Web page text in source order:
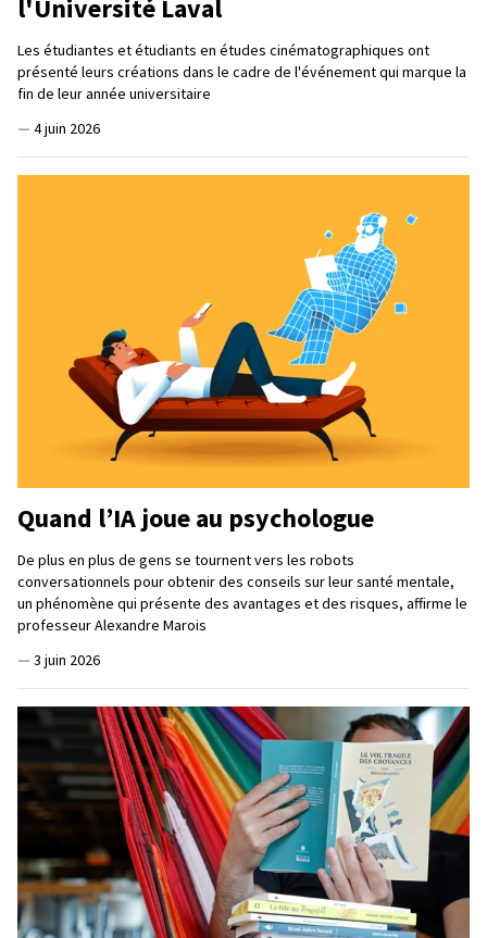
l'Université Laval
Les étudiantes et étudiants en études cinématographiques ont
présenté leurs créations dans le cadre de l'événement qui marque la
fin de leur année universitaire
— 4 juin 2026
Quand l’IA joue au psychologue
De plus en plus de gens se tournent vers les robots
conversationnels pour obtenir des conseils sur leur santé mentale,
un phénomène qui présente des avantages et des risques, affirme le
professeur Alexandre Marois
— 3 juin 2026